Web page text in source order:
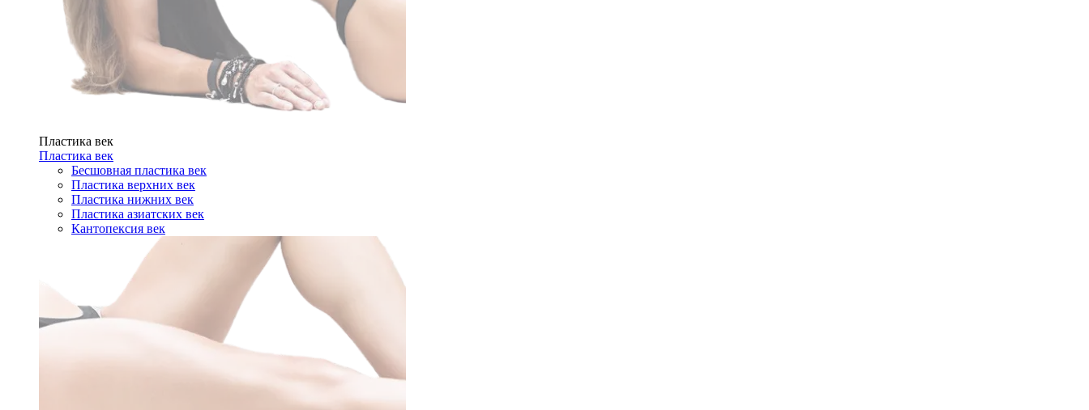
Пластика век
Пластика век
Бесшовная пластика век
Пластика верхних век
Пластика нижних век
Пластика азиатских век
Кантопексия век